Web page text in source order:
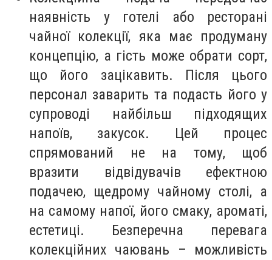
наявність у готелі або ресторані
чайної колекції, яка має продуману
концепцію, а гість може обрати сорт,
що його зацікавить. Після цього
персонал заварить та подасть його у
супроводі найбільш підходящих
напоїв, закусок. Цей процес
спрямований не на тому, щоб
вразити відвідувачів ефектною
подачею, щедрому чайному столі, а
на самому напої, його смаку, ароматі,
естетиці. Безперечна перевага
колекційних чаювань – можливість